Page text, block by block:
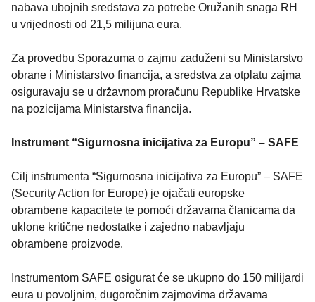
nabava ubojnih sredstava za potrebe Oružanih snaga RH
u vrijednosti od 21,5 milijuna eura.
Za provedbu Sporazuma o zajmu zaduženi su Ministarstvo
obrane i Ministarstvo financija, a sredstva za otplatu zajma
osiguravaju se u državnom proračunu Republike Hrvatske
na pozicijama Ministarstva financija.
Instrument “Sigurnosna inicijativa za Europu” – SAFE
Cilj instrumenta “Sigurnosna inicijativa za Europu” – SAFE
(Security Action for Europe) je ojačati europske
obrambene kapacitete te pomoći državama članicama da
uklone kritične nedostatke i zajedno nabavljaju
obrambene proizvode.
Instrumentom SAFE osigurat će se ukupno do 150 milijardi
eura u povoljnim, dugoročnim zajmovima državama